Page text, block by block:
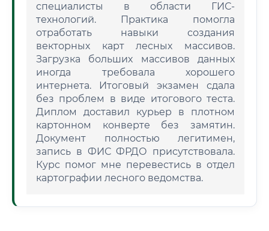
специалисты в области ГИС-
технологий. Практика помогла
отработать навыки создания
векторных карт лесных массивов.
Загрузка больших массивов данных
иногда требовала хорошего
интернета. Итоговый экзамен сдала
без проблем в виде итогового теста.
Диплом доставил курьер в плотном
картонном конверте без замятин.
Документ полностью легитимен,
запись в ФИС ФРДО присутствовала.
Курс помог мне перевестись в отдел
картографии лесного ведомства.